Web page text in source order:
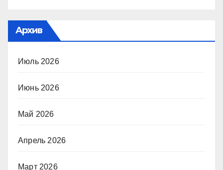
Архив
Июль 2026
Июнь 2026
Май 2026
Апрель 2026
Март 2026